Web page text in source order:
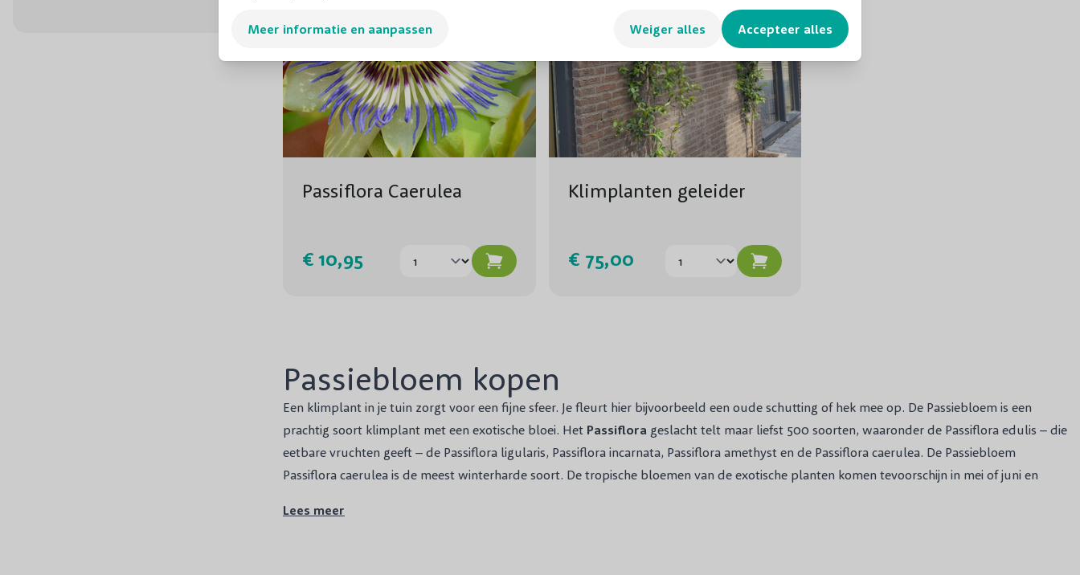
Meer informatie en aanpassen Weiger alles Accepteer alles
Passiflora Caerulea
€ 10,95
Klimplanten geleider
€ 75,00
Passiebloem kopen
Een klimplant in je tuin zorgt voor een fijne sfeer. Je fleurt hier bijvoorbeeld een oude schutting of hek mee op. De Passiebloem is een
prachtig soort klimplant met een exotische bloei. Het Passiflora geslacht telt maar liefst 500 soorten, waaronder de Passiflora edulis – die
eetbare vruchten geeft – de Passiflora ligularis, Passiflora incarnata, Passiflora amethyst en de Passiflora caerulea. De Passiebloem
Passiflora caerulea is de meest winterharde soort. De tropische bloemen van de exotische planten komen tevoorschijn in mei of juni en
een fraai uiterlijk heeft, heeft de sierplant ook een geneeskundige werking. Het liefst staat de zelfhechtende klimplant in de volle zon: op
Lees meer